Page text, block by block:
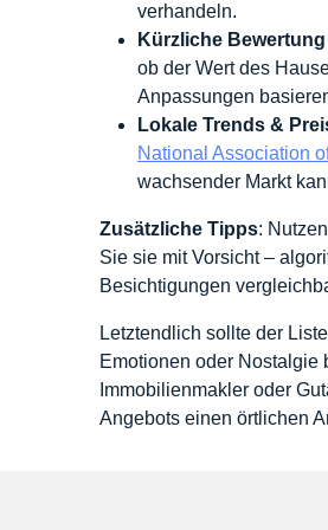
verhandeln.
Kürzliche
ob der Wert des
Anpassungen
Lokale Trends &
National Association
wachsender Markt
Zusätzliche Tipps:
Sie sie mit Vorsicht –
Besichtigungen
Letztendlich sollte der
Emotionen oder Nostalgie
Immobilienmakler oder
Angebots einen örtlichen